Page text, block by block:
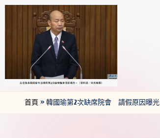
首頁 » 韓國瑜第2次缺席院會 請假原因曝光